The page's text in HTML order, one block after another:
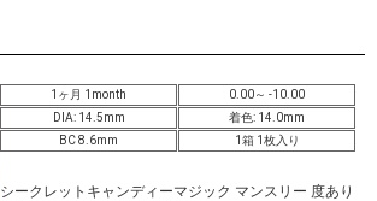
1ヶ月 1month
0.00～ -10.00
DIA: 14.5mm
着色: 14.0mm
BC 8.6mm
1箱 1枚入り
シークレットキャンディーマジック マンスリー 度あり